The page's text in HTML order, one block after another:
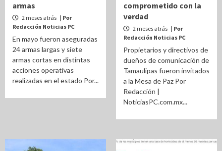
armas
2 meses atrás | Por
Redacción Noticias PC
En mayo fueron aseguradas
24 armas largas y siete
armas cortas en distintas
acciones operativas
realizadas en el estado Por...
comprometido con la
verdad
2 meses atrás | Por
Redacción Noticias PC
Propietarios y directivos de
dueños de comunicación de
Tamaulipas fueron invitados
a la Mesa de Paz Por
Redacción |
NoticiasPC.com.mx...